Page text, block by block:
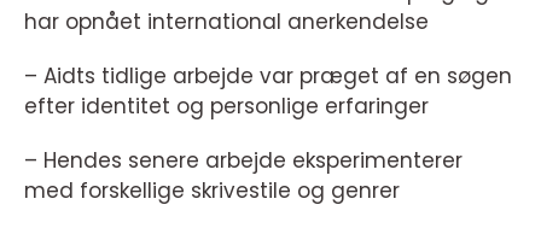
har opnået international anerkendelse
– Aidts tidlige arbejde var præget af en søgen
efter identitet og personlige erfaringer
– Hendes senere arbejde eksperimenterer
med forskellige skrivestile og genrer